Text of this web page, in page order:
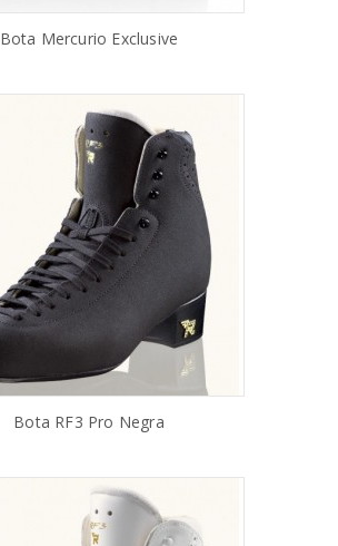
AÑADIR AL CARRITO
Bota Mercurio Exclusive
AÑADIR AL CARRITO
Bota RF3 Pro Negra